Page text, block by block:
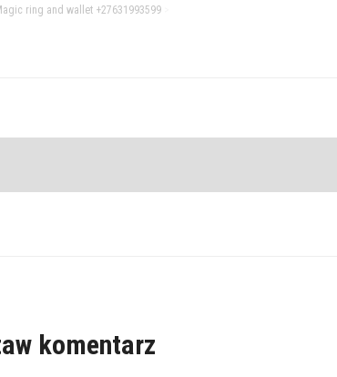
ring and wallet +27631993599>
komentarz